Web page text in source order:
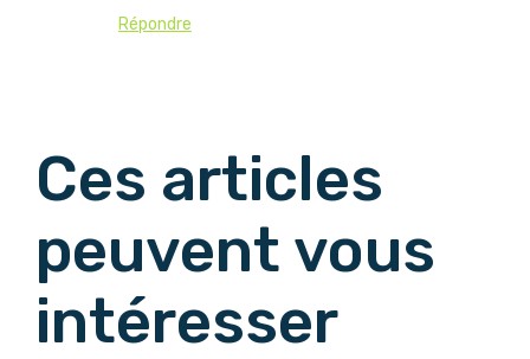
Répondre
Ces articles
peuvent vous
intéresser